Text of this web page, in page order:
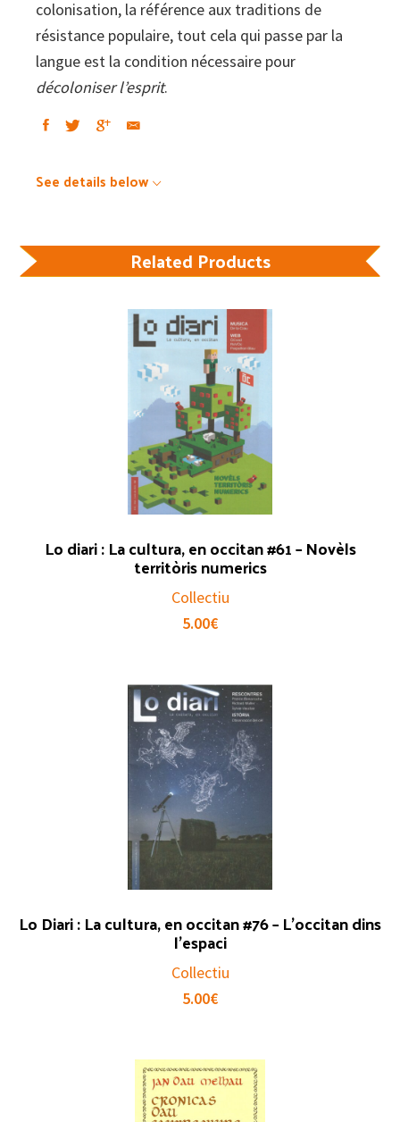
colonisation, la référence aux traditions de
résistance populaire, tout cela qui passe par la
langue est la condition nécessaire pour
décoloniser l’esprit.
See details below
Related Products
Lo diari : La cultura, en occitan #61 – Novèls
territòris numerics
Collectiu
5.00€
Lo Diari : La cultura, en occitan #76 – L’occitan dins
l’espaci
Collectiu
5.00€